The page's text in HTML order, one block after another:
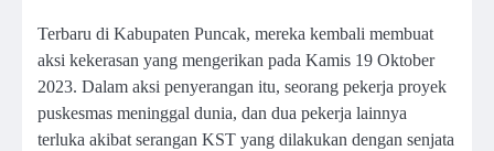
Terbaru di Kabupaten Puncak, mereka kembali membuat
aksi kekerasan yang mengerikan pada Kamis 19 Oktober
2023. Dalam aksi penyerangan itu, seorang pekerja proyek
puskesmas meninggal dunia, dan dua pekerja lainnya
terluka akibat serangan KST yang dilakukan dengan senjata